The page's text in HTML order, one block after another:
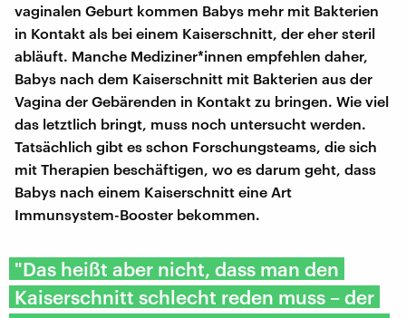
vaginalen Geburt kommen Babys mehr mit Bakterien
in Kontakt als bei einem Kaiserschnitt, der eher steril
abläuft. Manche Mediziner*innen empfehlen daher,
Babys nach dem Kaiserschnitt mit Bakterien aus der
Vagina der Gebärenden in Kontakt zu bringen. Wie viel
das letztlich bringt, muss noch untersucht werden.
Tatsächlich gibt es schon Forschungsteams, die sich
mit Therapien beschäftigen, wo es darum geht, dass
Babys nach einem Kaiserschnitt eine Art
Immunsystem-Booster bekommen.
"Das heißt aber nicht, dass man den
Kaiserschnitt schlecht reden muss – der